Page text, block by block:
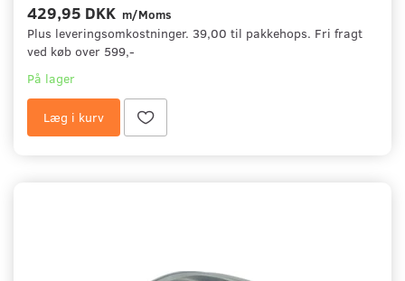
429,95 DKK m/Moms
Plus leveringsomkostninger. 39,00 til pakkehops. Fri fragt
ved køb over 599,-
På lager
Læg i kurv